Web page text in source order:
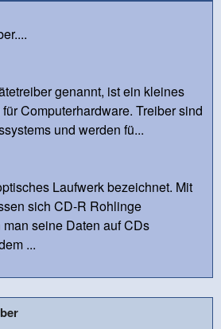
genannt, ist ein kleines
Computerhardware. Treiber sind
und werden fü...
Laufwerk bezeichnet. Mit
sich CD-R Rohlinge
seine Daten auf CDs
...